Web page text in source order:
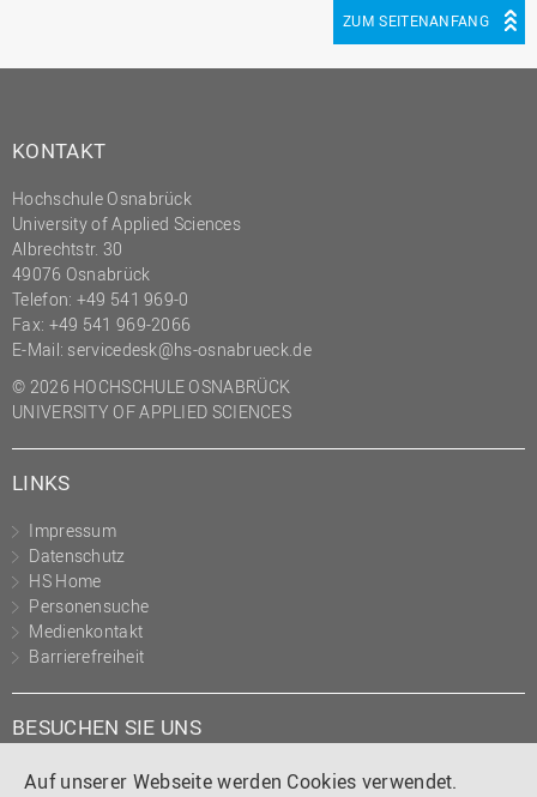
Auf unserer Webseite werden Cookies verwendet.
ZUM SEITENANFANG
KONTAKT
Hochschule Osnabrück
University of Applied Sciences
Albrechtstr. 30
49076 Osnabrück
Telefon: +49 541 969-0
Fax: +49 541 969-2066
E-Mail: servicedesk@hs-osnabrueck.de
© 2026 HOCHSCHULE OSNABRÜCK
UNIVERSITY OF APPLIED SCIENCES
LINKS
Impressum
Datenschutz
HS Home
Personensuche
Medienkontakt
Barrierefreiheit
BESUCHEN SIE UNS
Instagram
TiktokLinkedIn
YouTube
Facebook